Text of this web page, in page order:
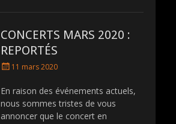
CONCERTS MARS 2020 :
REPORTÉS
P
s
e
d
11 mars 2020
En raison des événements actuels,
nous sommes tristes de vous
annoncer que le concert en